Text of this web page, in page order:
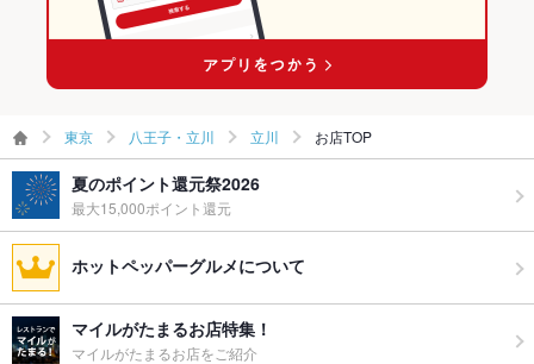
お子様連れ歓迎 ：貸切可能人数40名様 ～80名様
グパーティ
貸切可能人数40名様 ～80名様まで可能♪※お気軽にご相談下さ
お祝い・サ
プライズ対
応
備考
宴会/和食/女子会/接待/デート/2次会/記念日/合コン/同窓会/歓迎
会/送別会/お祝い事/サプライズ/友人
東京 八王子・立川 立川 お店TOP
夏のポイント還元祭2026
最大15,000ポイント還元
ホットペッパーグルメについて
マイルがたまるお店特集！
マイルがたまるお店をご紹介